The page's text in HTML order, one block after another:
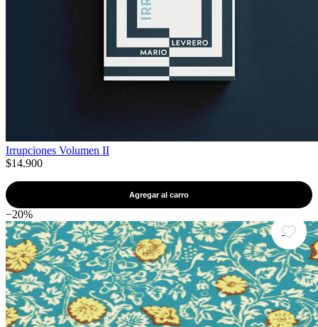
Irrupciones Volumen II
$14.900
Agregar al carro
−20%